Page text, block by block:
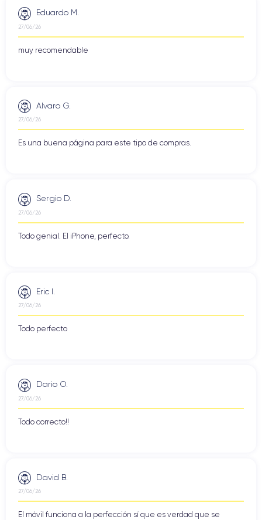
Eduardo M.
27/06/26
muy recomendable
Alvaro G.
27/06/26
Es una buena página para este tipo de compras.
Sergio D.
27/06/26
Todo genial. El iPhone, perfecto.
Eric I.
27/06/26
Todo perfecto
Dario O.
27/06/26
Todo correcto!!
David B.
27/06/26
El móvil funciona a la perfección sí que es verdad que se